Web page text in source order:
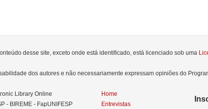
desse site, exceto onde está identificado, está licenciado sob uma
dos autores e não necessariamente expressam opiniões do
Library Online
- BIREME - FapUNIFESP
Home
Entrevistas